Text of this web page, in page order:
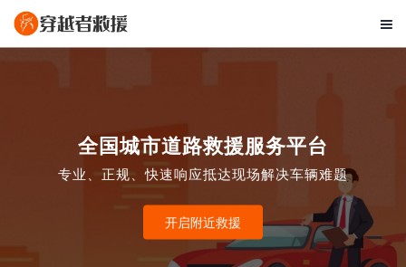

全国城市道路救援服务平台
专业、正规、快速响应抵达现场解决车辆难题
开启附近救援